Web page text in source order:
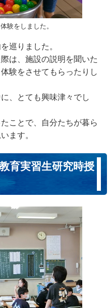
験をしました。
巡りました。
は、施設の説明を聞いた
験をさせてもらったりし
、とても興味津々でし
ことで、自分たちが暮ら
ます。
育実習生研究時授